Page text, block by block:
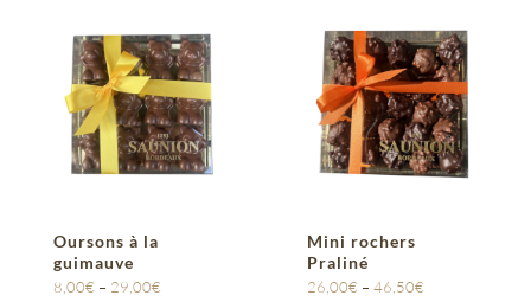
Oursons à la
guimauve
8,00€ – 29,00€
Mini rochers
Praliné
26,00€ – 46,50€